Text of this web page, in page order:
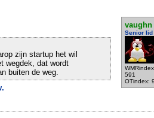
vaughn
Senior lid
591
OTindex:
zijn startup het wil
wegdek, dat wordt
buiten de weg.